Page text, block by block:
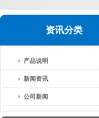
资讯分类
产品说明
新闻资讯
公司新闻